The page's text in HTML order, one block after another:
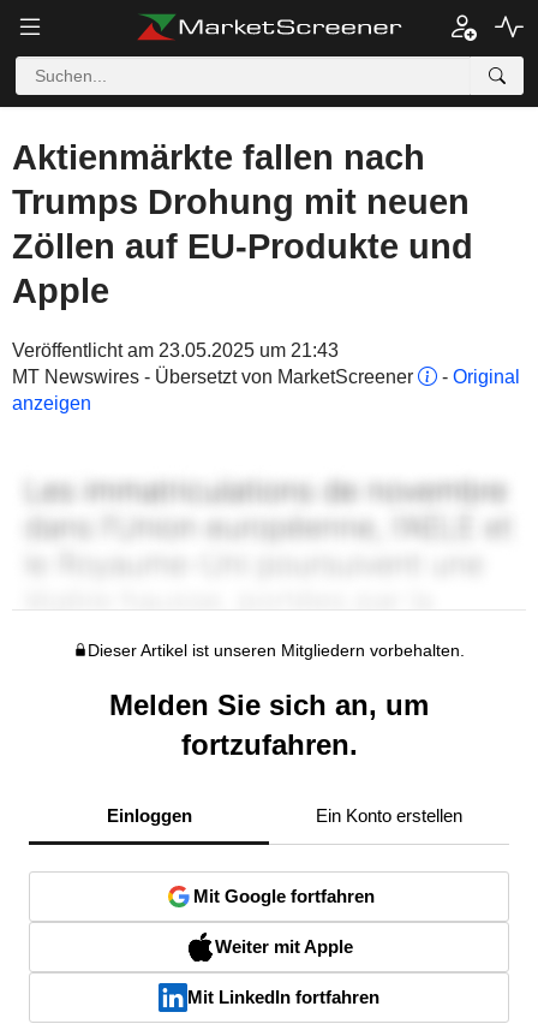
Aktienmärkte fallen nach
Trumps Drohung mit neuen
Zöllen auf EU-Produkte und
Apple
Veröffentlicht am 23.05.2025 um 21:43
MT Newswires - Übersetzt von MarketScreener
- Original
anzeigen
Dieser Artikel ist unseren Mitgliedern vorbehalten.
Melden Sie sich an, um
fortzufahren.
Einloggen Ein Konto erstellen
Mit Google fortfahren
Weiter mit Apple
Mit LinkedIn fortfahren